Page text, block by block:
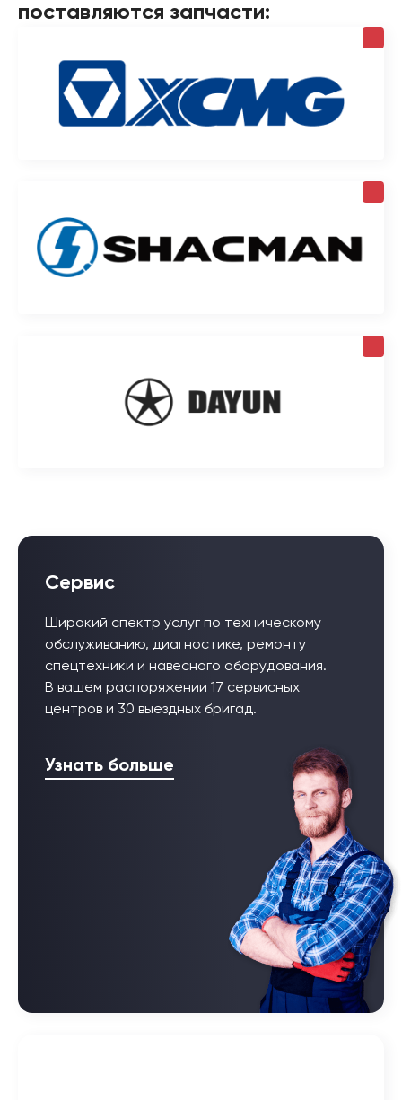
поставляются запчасти:
Сервис
Широкий спектр услуг по техническому
обслуживанию, диагностике, ремонту
спецтехники и навесного оборудования.
В вашем распоряжении 17 сервисных
центров и 30 выездных бригад.
Узнать больше